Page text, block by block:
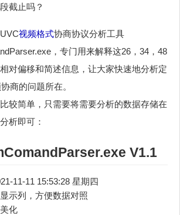
截止吗？
视频格式协商协议分析工具
，专门用来解释这26，34，48
对偏移和简述信息，让大家快速地分析定
商的问题所在。
较简单，只需要将需要分析的数据存储在
析即可：
V1.1
11-11 15:53:28 星期四
示列，方便数据对照
化